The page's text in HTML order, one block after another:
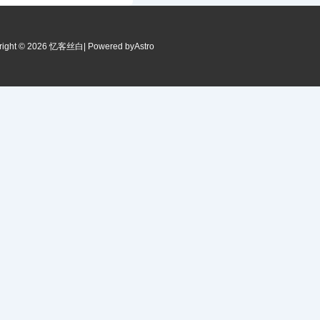
© 2026 忆客丝白 | Powered byAstro